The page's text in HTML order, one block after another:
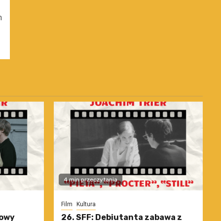
4 min przeczytania
Film Kultura
26. SFF: Debiutanta zabawa z